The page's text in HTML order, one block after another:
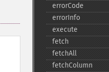
errorCode
errorInfo
execute
fetch
fetchAll
fetchColumn